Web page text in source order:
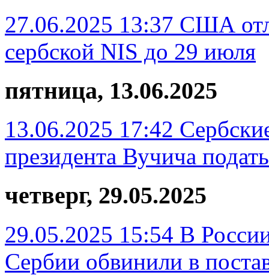
27.06.2025 13:37 США
сербской NIS до 29 июля
пятница, 13.06.2025
13.06.2025 17:42
президента Вучича
четверг, 29.05.2025
29.05.2025 15:54 В
Сербии обвинили в